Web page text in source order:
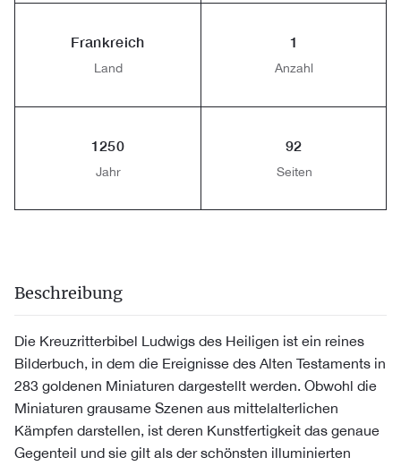
Frankreich
Land
1
Anzahl
1250
Jahr
92
Seiten
Beschreibung
Die Kreuzritterbibel Ludwigs des Heiligen ist ein reines
Bilderbuch, in dem die Ereignisse des Alten Testaments in
283 goldenen Miniaturen dargestellt werden. Obwohl die
Miniaturen grausame Szenen aus mittelalterlichen
Kämpfen darstellen, ist deren Kunstfertigkeit das genaue
Gegenteil und sie gilt als der schönsten illuminierten